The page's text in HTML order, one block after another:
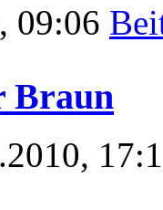
09:06
Braun